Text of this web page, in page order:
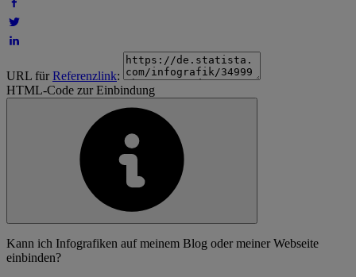
URL fürReferenzlink:
HTML-Code zur Einbindung
Kann ich Infografiken auf meinem Blog oder meiner Webseite
einbinden?